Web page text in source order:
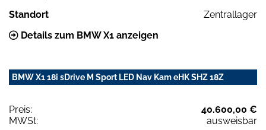
Standort
Zentrallager
Details zum BMW X1 anzeigen
BMW X1 18i sDrive M Sport LED Nav Kam eHK SHZ 18Z
Preis:
40.600,00 €
MWSt:
ausweisbar